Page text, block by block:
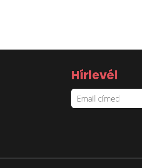
Hírlevél